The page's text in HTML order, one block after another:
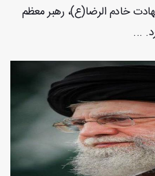
خادم الرضا(ع)، رهبر معظم
...